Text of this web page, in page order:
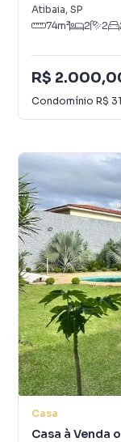
Atibaia, SP
74m² 2 2
R$
Condomínio R$
Casa
Casa à Venda